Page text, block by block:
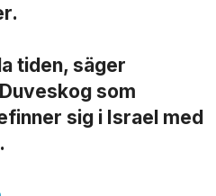
tiden, säger
som
sig i Israel med